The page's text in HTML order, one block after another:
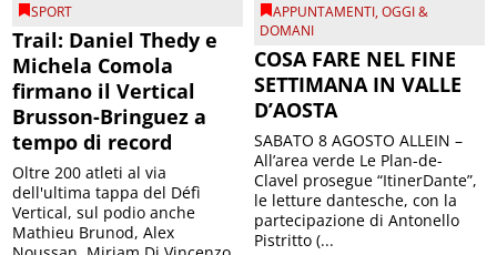
SPORT
Trail: Daniel Thedy e
Michela Comola
firmano il Vertical
Brusson-Bringuez a
tempo di record
Oltre 200 atleti al via
dell'ultima tappa del Défì
Vertical, sul podio anche
Mathieu Brunod, Alex
APPUNTAMENTI,OGGI &
DOMANI
COSA FARE NEL FINE
SETTIMANA IN VALLE
D’AOSTA
SABATO 8 AGOSTO ALLEIN –
All’area verde Le Plan-de-
Clavel prosegue “ItinerDante”,
le letture dantesche, con la
partecipazione di Antonello
Pistritto (...